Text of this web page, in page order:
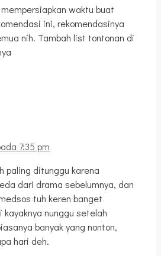
waktu buat
ini, rekomendasinya
nih. Tambah list tontonan di
7:35 pm
paling ditunggu karena
dari drama sebelumnya, dan
tuh keren banget
kayaknya nunggu setelah
banyak yang nonton,
hari deh.